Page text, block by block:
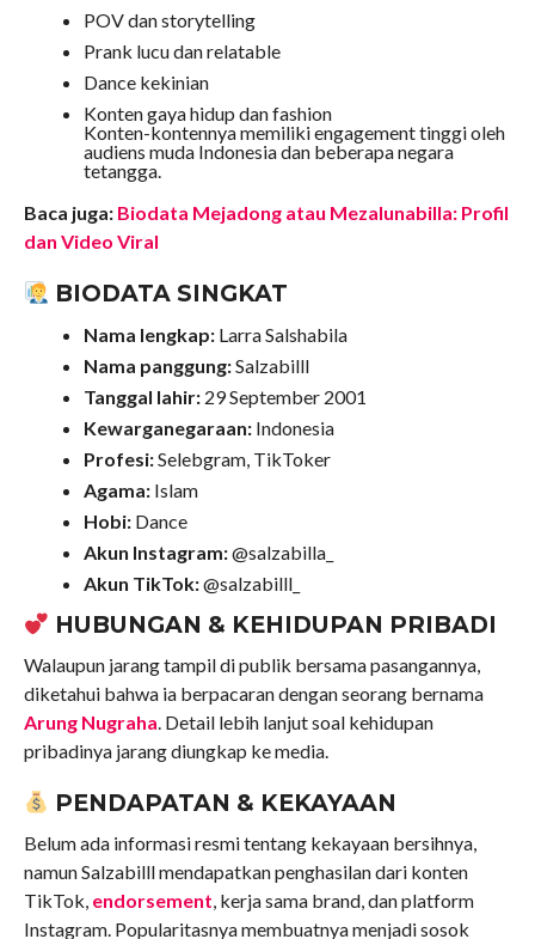
POV dan storytelling
Prank lucu dan relatable
Dance kekinian
Konten gaya hidup dan fashion
Konten-kontennya memiliki engagement tinggi oleh
audiens muda Indonesia dan beberapa negara
tetangga.
Baca juga: Biodata Mejadong atau Mezalunabilla: Profil
dan Video Viral
BIODATA SINGKAT
Nama lengkap:Larra Salshabila
Nama panggung:Salzabilll
Tanggal lahir:29 September 2001
Kewarganegaraan:Indonesia
Profesi:Selebgram, TikToker
Agama:Islam
Hobi:Dance
Akun Instagram:@salzabilla_
Akun TikTok:@salzabilll_
HUBUNGAN & KEHIDUPAN PRIBADI
Walaupun jarang tampil di publik bersama pasangannya,
diketahui bahwa ia berpacaran dengan seorang bernama
Arung Nugraha. Detail lebih lanjut soal kehidupan
pribadinya jarang diungkap ke media.
PENDAPATAN & KEKAYAAN
Belum ada informasi resmi tentang kekayaan bersihnya,
namun Salzabilll mendapatkan penghasilan dari konten
TikTok, endorsement, kerja sama brand, dan platform
Instagram. Popularitasnya membuatnya menjadi sosok